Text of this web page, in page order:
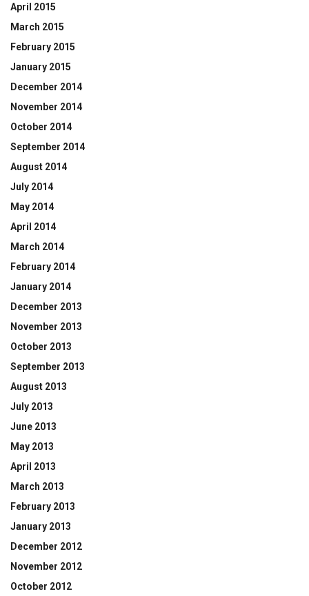
April 2015
March 2015
February 2015
January 2015
December 2014
November 2014
October 2014
September 2014
August 2014
July 2014
May 2014
April 2014
March 2014
February 2014
January 2014
December 2013
November 2013
October 2013
September 2013
August 2013
July 2013
June 2013
May 2013
April 2013
March 2013
February 2013
January 2013
December 2012
November 2012
October 2012